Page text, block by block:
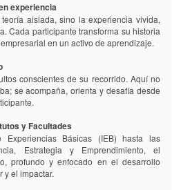
experiencia
aislada, sino la experiencia vivida,
Cada participante transforma su historia
en un activo de aprendizaje.
conscientes de su recorrido. Aquí no
se acompaña, orienta y desafía desde
y Facultades
Básicas (IEB) hasta las
Estrategia y Emprendimiento, el
profundo y enfocado en el desarrollo
y el impactar.